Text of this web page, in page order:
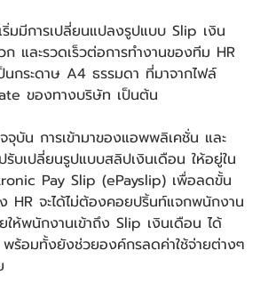
มมีการเปลี่ยนแปลงรูปแบบ Slip เงิน
ก และรวดเร็วต่อการทำงานของทีม HR
นกระดาษ A4 ธรรมดา ที่มาจากไฟล์
ของทางบริษัท เป็นต้น
จุบัน การเข้ามาของแอพพลิเคชั่น และ
บเปลี่ยนรูปแบบสลิปเงินเดือน ให้อยู่ใน
Pay Slip (ePayslip) เพื่อลดขั้น
HR จะได้ไม่ต้องคอยปริ้นท์แจกพนักงาน
ห้พนักงานเข้าถึง Slip เงินเดือน ได้
ร้อมทั้งยังช่วยองค์กรลดค่าใช้จ่ายต่างๆ